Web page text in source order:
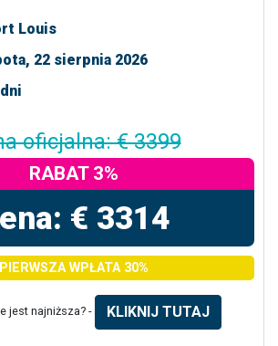
Louis
22 sierpnia 2026
oficjalna: € 3399
RABAT 3%
€ 3314
PIERWSZA WPŁATA 30%
jest najniższa? - KLIKNIJ TUTAJ